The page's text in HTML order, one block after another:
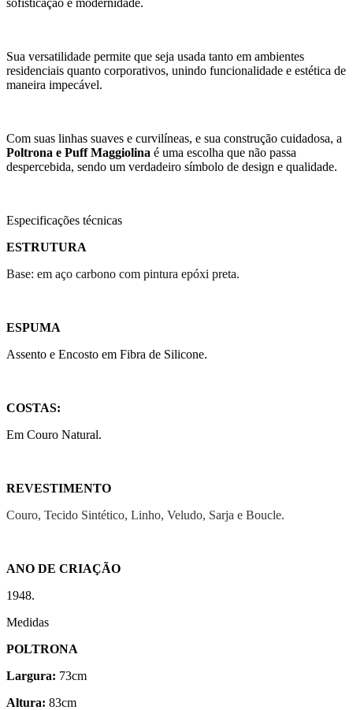
Sua versatilidade permite que seja usada tanto em ambientes
residenciais quanto corporativos, unindo funcionalidade e estética de
maneira impecável.
Com suas linhas suaves e curvilíneas, e sua construção cuidadosa, a
Poltrona e Puff Maggiolina é uma escolha que não passa
despercebida, sendo um verdadeiro símbolo de design e qualidade.
Especificações técnicas
ESTRUTURA
Base: em aço carbono com pintura epóxi preta.
ESPUMA
Assento e Encosto em Fibra de Silicone.
COSTAS:
Em Couro Natural.
REVESTIMENTO
Couro, Tecido Sintético, Linho, Veludo, Sarja e Boucle.
ANO DE CRIAÇÃO
1948.
Medidas
POLTRONA
Largura: 73cm
Altura: 83cm